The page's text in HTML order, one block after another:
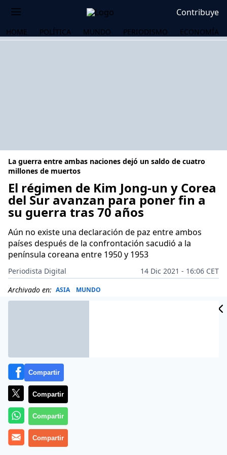
Contribuye
HOME POLÍTICA MUNDO PERIODISMO ECONOMÍA
La guerra entre ambas naciones dejó un saldo de cuatro
millones de muertos
El régimen de Kim Jong-un y Corea
del Sur avanzan para poner fin a
su guerra tras 70 años
Aún no existe una declaración de paz entre ambos
países después de la confrontación sacudió a la
península coreana entre 1950 y 1953
Periodista Digital
14 Dic 2021 - 16:06 CET
Archivado en: ASIA MUNDO
Compartir
Compartir
Compartir
Compartir